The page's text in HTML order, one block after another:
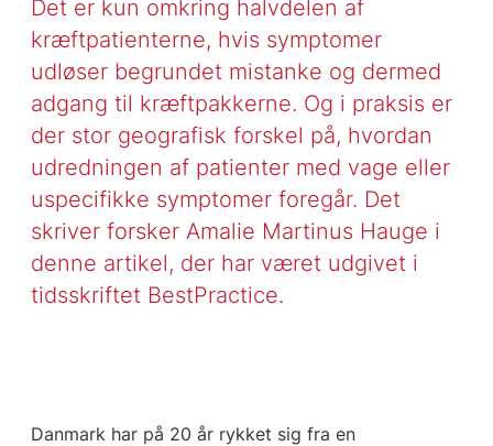
Det er kun omkring halvdelen af
kræftpatienterne, hvis symptomer
udløser begrundet mistanke og dermed
adgang til kræftpakkerne. Og i praksis er
der stor geografisk forskel på, hvordan
udredningen af patienter med vage eller
uspecifikke symptomer foregår. Det
skriver forsker Amalie Martinus Hauge i
denne artikel, der har været udgivet i
tidsskriftet BestPractice.
Danmark har på 20 år rykket sig fra en